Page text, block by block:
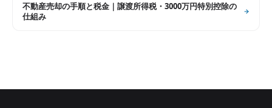
不動産売却の手順と税金｜譲渡所得税・3000万円特別控除の
仕組み